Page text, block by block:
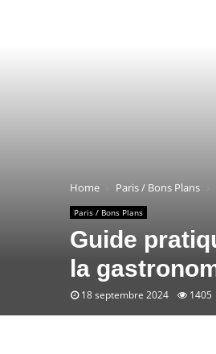
Home Paris / Bons Plans
Paris / Bons Plans
Guide
la
18 septembre 2024 1405